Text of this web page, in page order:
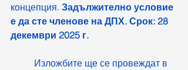
концепция. Задължително условие
е да сте членове на ДПХ. Срок: 28
декември 2025 г.
	Изложбите ще се провеждат в